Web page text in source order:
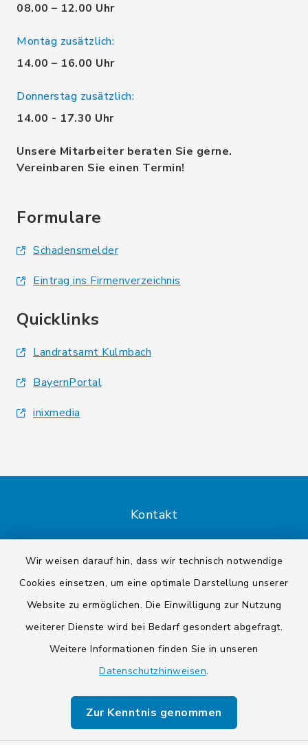
Wir weisen darauf hin, dass wir technisch notwendige
Cookies einsetzen, um eine optimale Darstellung unserer
Website zu ermöglichen. Die Einwilligung zur Nutzung
weiterer Dienste wird bei Bedarf gesondert abgefragt.
Weitere Informationen finden Sie in unseren
Datenschutzhinweisen.
Zur Kenntnis genommen
08.00 – 12.00 Uhr
Montag zusätzlich:
14.00 – 16.00 Uhr
Donnerstag zusätzlich:
14.00 - 17.30 Uhr
Unsere Mitarbeiter beraten Sie gerne.
Vereinbaren Sie einen Termin!
Formulare
Schadensmelder
Eintrag ins Firmenverzeichnis
Quicklinks
Landratsamt Kulmbach
BayernPortal
inixmedia
Kontakt
Datenschutz
Impressum
Sitemap
Cookie-Einstellungen